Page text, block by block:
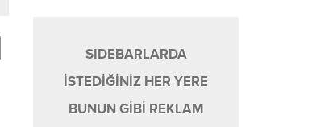
SIDEBARLARDA
İSTEDİĞİNİZ HER YERE
BUNUN GİBİ REKLAM